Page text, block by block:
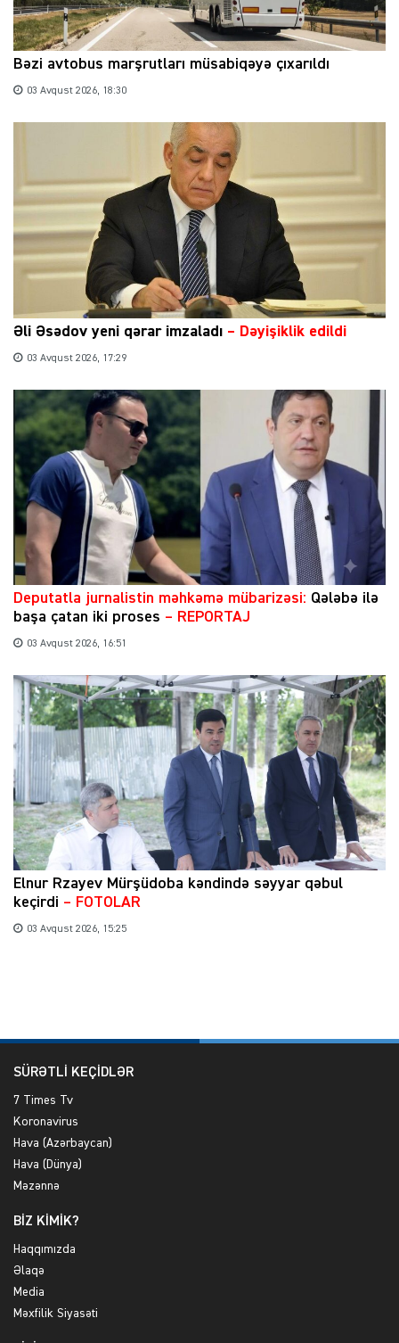
Bəzi avtobus marşrutları müsabiqəyə çıxarıldı
03 Avqust 2026, 18:30
Əli Əsədov yeni qərar imzaladı – Dəyişiklik edildi
03 Avqust 2026, 17:29
​Deputatla jurnalistin məhkəmə mübarizəsi: Qələbə ilə
başa çatan iki proses – REPORTAJ
03 Avqust 2026, 16:51
Elnur Rzayev Mürşüdoba kəndində səyyar qəbul
keçirdi – FOTOLAR
03 Avqust 2026, 15:25
SÜRƏTLİ KEÇİDLƏR
7 Times Tv
Koronavirus
Hava (Azərbaycan)
Hava (Dünya)
Məzənnə
BİZ KİMİK?
Haqqımızda
Əlaqə
Media
Məxfilik Siyasəti